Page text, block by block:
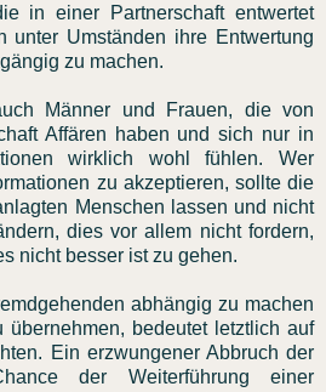
in einer Partnerschaft entwertet
unter Umständen ihre Entwertung
zu machen.
Männer und Frauen, die von
Affären haben und sich nur in
wirklich wohl fühlen. Wer
zu akzeptieren, sollte die
Menschen lassen und nicht
dies vor allem nicht fordern,
nicht besser ist zu gehen.
abhängig zu machen
übernehmen, bedeutet letztlich auf
Ein erzwungener Abbruch der
der Weiterführung einer